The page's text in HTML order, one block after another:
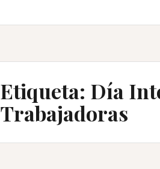
Etiqueta: Día
Trabajadoras